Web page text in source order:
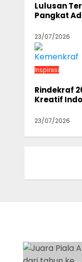
Lulusan
Pangkat
23/07/2026
Inspirasi
Rindekraf
Kreatif
23/07/2026